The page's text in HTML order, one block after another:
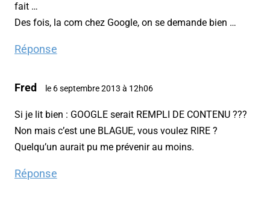
fait …
Des fois, la com chez Google, on se demande bien …
Réponse
Fred le 6 septembre 2013 à 12h06
Si je lit bien : GOOGLE serait REMPLI DE CONTENU ???
Non mais c’est une BLAGUE, vous voulez RIRE ?
Quelqu’un aurait pu me prévenir au moins.
Réponse